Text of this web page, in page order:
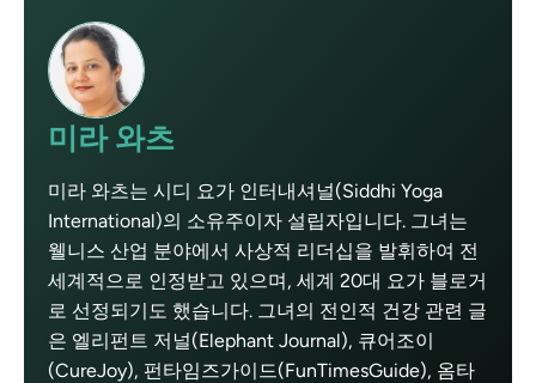
미라 와츠
미라 와츠는 시디 요가 인터내셔널(Siddhi Yoga
International)의 소유주이자 설립자입니다. 그녀는
웰니스 산업 분야에서 사상적 리더십을 발휘하여 전
세계적으로 인정받고 있으며, 세계 20대 요가 블로거
로 선정되기도 했습니다. 그녀의 전인적 건강 관련 글
은 엘리펀트 저널(Elephant Journal), 큐어조이
(CureJoy), 펀타임즈가이드(FunTimesGuide), 옴타